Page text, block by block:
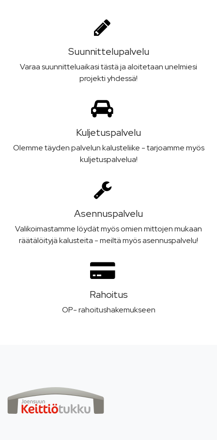
Suunnittelu­palvelu
Varaa suunnitteluaikasi tästä ja aloitetaan unelmiesi
projekti yhdessä!
Kuljetus­palvelu
Olemme täyden palvelun kalusteliike - tarjoamme myös
kuljetuspalvelua!
Asennus­palvelu
Valikoimastamme löydät myös omien mittojen mukaan
räätälöityjä kalusteita - meiltä myös asennuspalvelu!
Rahoitus
OP- rahoitushakemukseen